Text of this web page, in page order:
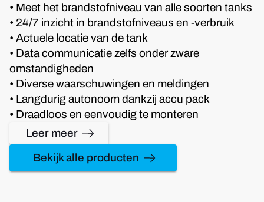
• Meet het brandstofniveau van alle soorten tanks
• 24/7 inzicht in brandstofniveaus en -verbruik
• Actuele locatie van de tank
• Data communicatie zelfs onder zware
omstandigheden
• Diverse waarschuwingen en meldingen
• Langdurig autonoom dankzij accu pack
• Draadloos en eenvoudig te monteren
Leer meer
Bekijk alle producten